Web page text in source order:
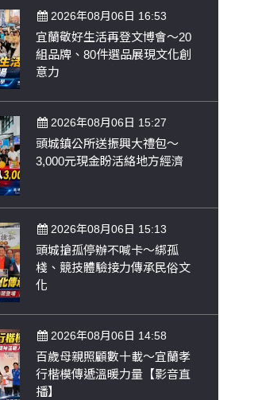
2026年08月06日 16:53
宜蘭敬好生活再登文博會～20
組品牌、80件選品展現文化創
意力
2026年08月06日 15:27
頭城鎮公所送振興大禮包～
3,000元現金盼活絡地方經濟
2026年08月06日 15:13
頭城搶孤停辦不喊卡～綁孤
棧、競技體驗接力傳承民俗文
化
2026年08月06日 14:58
百歲母親照顧數十載～宜蘭孝
行楷模傳遞溫暖力量【影音直
播】